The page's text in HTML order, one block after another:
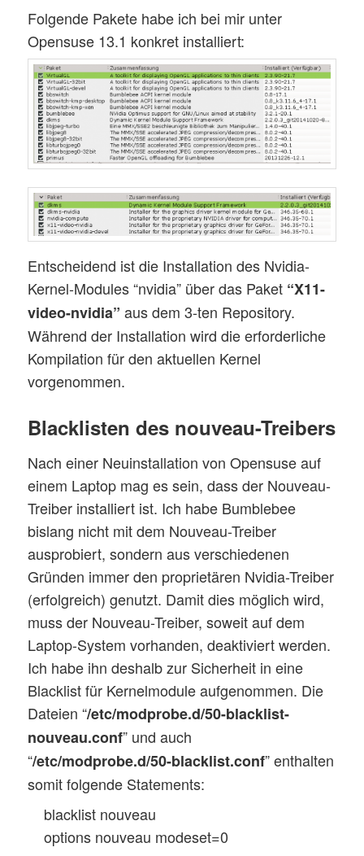
Folgende Pakete habe ich bei mir unter
Opensuse 13.1 konkret installiert:
Entscheidend ist die Installation des Nvidia-
Kernel-Modules “nvidia” über das Paket “X11-
video-nvidia” aus dem 3-ten Repository.
Während der Installation wird die erforderliche
Kompilation für den aktuellen Kernel
vorgenommen.
Blacklisten des nouveau-Treibers
Nach einer Neuinstallation von Opensuse auf
einem Laptop mag es sein, dass der Nouveau-
Treiber installiert ist. Ich habe Bumblebee
bislang nicht mit dem Nouveau-Treiber
ausprobiert, sondern aus verschiedenen
Gründen immer den proprietären Nvidia-Treiber
(erfolgreich) genutzt. Damit dies möglich wird,
muss der Nouveau-Treiber, soweit auf dem
Laptop-System vorhanden, deaktiviert werden.
Ich habe ihn deshalb zur Sicherheit in eine
Blacklist für Kernelmodule aufgenommen. Die
Dateien “/etc/modprobe.d/50-blacklist-
nouveau.conf” und auch
“/etc/modprobe.d/50-blacklist.conf” enthalten
somit folgende Statements:
blacklist nouveau
options nouveau modeset=0